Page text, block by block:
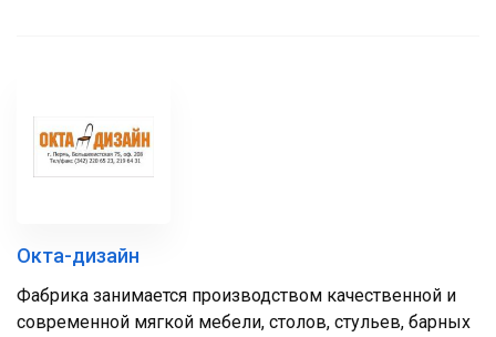
Окта-дизайн
Фабрика занимается производством качественной и
современной мягкой мебели, столов, стульев, барных